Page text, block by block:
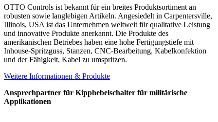
OTTO Controls ist bekannt für ein breites Produktsortiment an
robusten sowie langlebigen Artikeln. Angesiedelt in Carpentersville,
Illinois, USA ist das Unternehmen weltweit für qualitative Leistung
und innovative Produkte anerkannt. Die Produkte des
amerikanischen Betriebes haben eine hohe Fertigungstiefe mit
Inhouse-Spritzguss, Stanzen, CNC-Bearbeitung, Kabelkonfektion
und der Fähigkeit, Kabel zu umspritzen.
Weitere Informationen & Produkte
Ansprechpartner für Kipphebelschalter für militärische
Applikationen